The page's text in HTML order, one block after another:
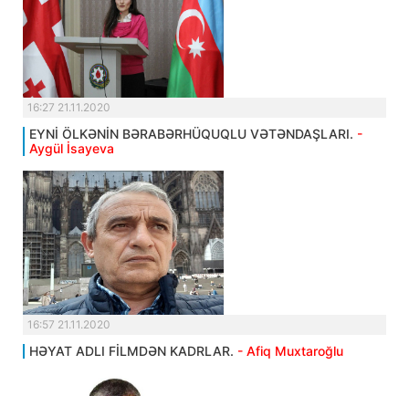
16:27 21.11.2020
EYNİ ÖLKƏNİN BƏRABƏRHÜQUQLU VƏTƏNDAŞLARI. -
Aygül İsayeva
16:57 21.11.2020
HƏYAT ADLI FİLMDƏN KADRLAR. - Afiq Muxtaroğlu